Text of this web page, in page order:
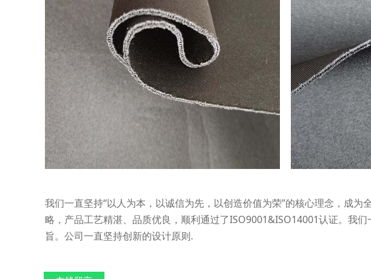
我们一直坚持“以人为本，以诚信为先，以创造价值为荣”的核心理念，成
略，产品工艺精湛、品质优良，顺利通过了ISO9001&ISO14001认证。我
旨。公司一直坚持创新的设计原则.